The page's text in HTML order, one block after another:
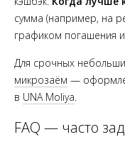
сумма (например, на
графиком погашения
Для срочных
микрозаём —
в UNA Moliya.
FAQ — часто